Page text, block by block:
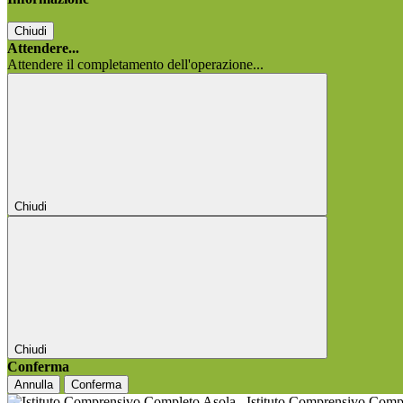
Chiudi
Attendere...
Attendere il completamento dell'operazione...
Chiudi
Chiudi
Conferma
Annulla Conferma